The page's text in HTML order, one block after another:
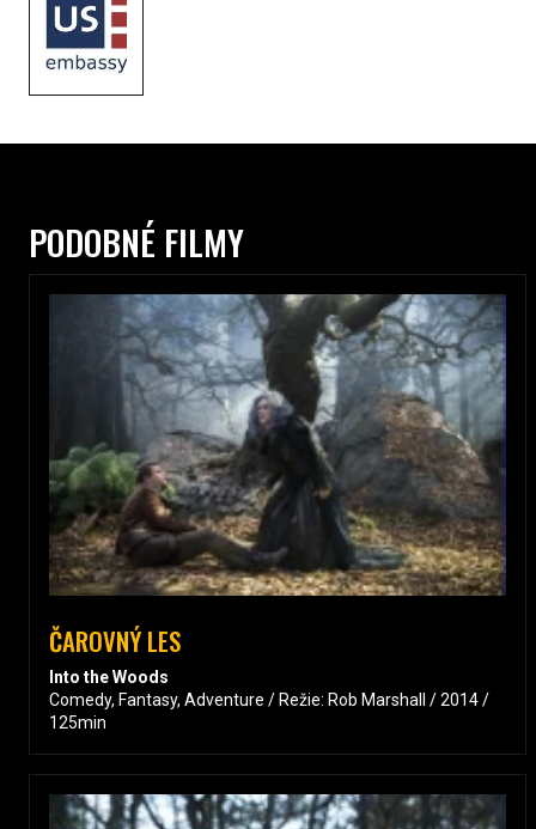
PODOBNÉ FILMY
ČAROVNÝ LES
Into the Woods
Comedy, Fantasy, Adventure / Režie: Rob Marshall / 2014 /
125min